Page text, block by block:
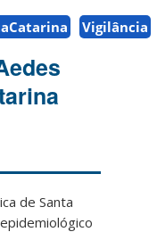
Vigilância
de Santa